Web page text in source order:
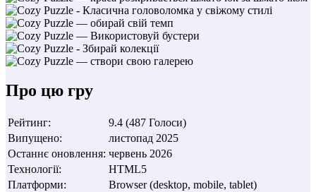
Про цю гру
Рейтинг: 9.4 (487 Голоси)
Випущено:
листопад 2025
Останнє оновлення: червень 2026
Технології:
HTML5
Платформи: Browser (desktop, mobile, tablet)